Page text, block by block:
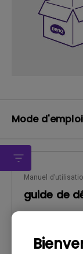
Mode d'emploi
Manuel
guide de
Taille du fichier: